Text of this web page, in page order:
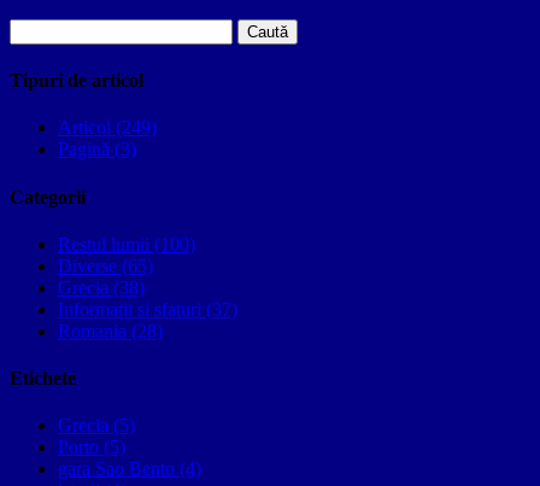
după:
Tipuri de articol
Articol (249)
Pagină (3)
Categorii
Restul lumii (100)
Diverse (65)
Grecia (38)
Informatii si sfaturi (37)
Romania (28)
Etichete
Grecia (5)
Porto (5)
gara Sao Bento (4)